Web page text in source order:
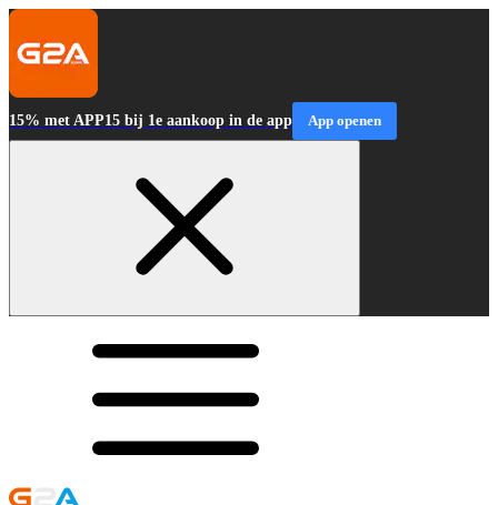
15% met APP15 bij 1e aankoop in de app App openen